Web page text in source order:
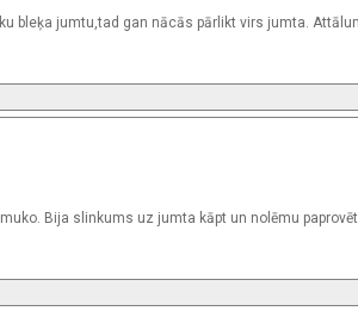
bleķa jumtu,tad gan nācās pārlikt virs jumta.
Bija slinkums uz jumta kāpt un nolēmu